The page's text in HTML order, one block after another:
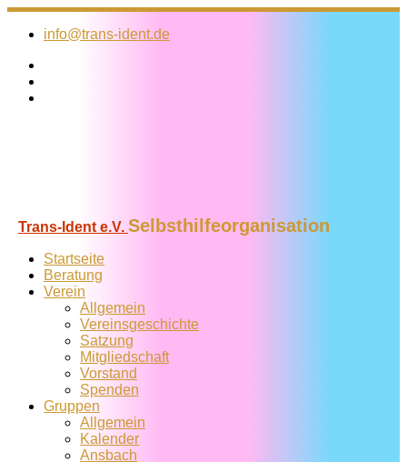
Zum
Inhalt
info@trans-ident.de
Trans-Ident e.V. Selbsthilfeorganisation
Startseite
Beratung
Verein
Allgemein
Vereins­geschichte
Satzung
Mitglied­schaft
Vorstand
Spenden
Gruppen
Allgemein
Kalender
Ansbach